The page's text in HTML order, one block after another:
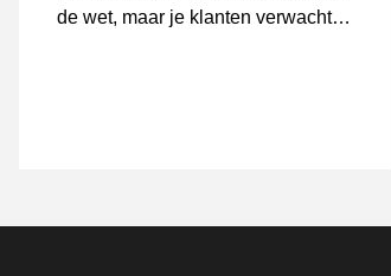
de wet, maar je klanten verwachten